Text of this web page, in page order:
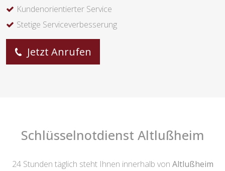
Kundenorientierter Service
Stetige Serviceverbesserung
Jetzt Anrufen
Schlüsselnotdienst Altlußheim
24 Stunden täglich steht Ihnen innerhalb von Altlußheim